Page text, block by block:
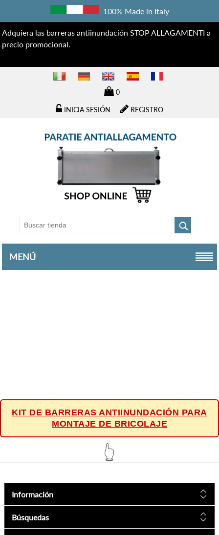
100% Made in Italy
Adquiera las barreras antiinundación STOP ALLAGAMENTI a
precio promocional.
0
REGISTRO
INICIA SESIÓN
MENÚ
KIT DE BARRERAS ANTIINUNDACIÓN PARA
MONTAJE DE BRICOLAJE
👆
Información
Búsquedas